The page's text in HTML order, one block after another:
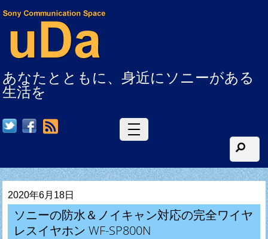
あなたとともに、身近にソニーがある
生活を
2020年6月18日
ソニーの防水＆ノイキャン対応の完全ワイヤ
レスイヤホン WF-SP800N